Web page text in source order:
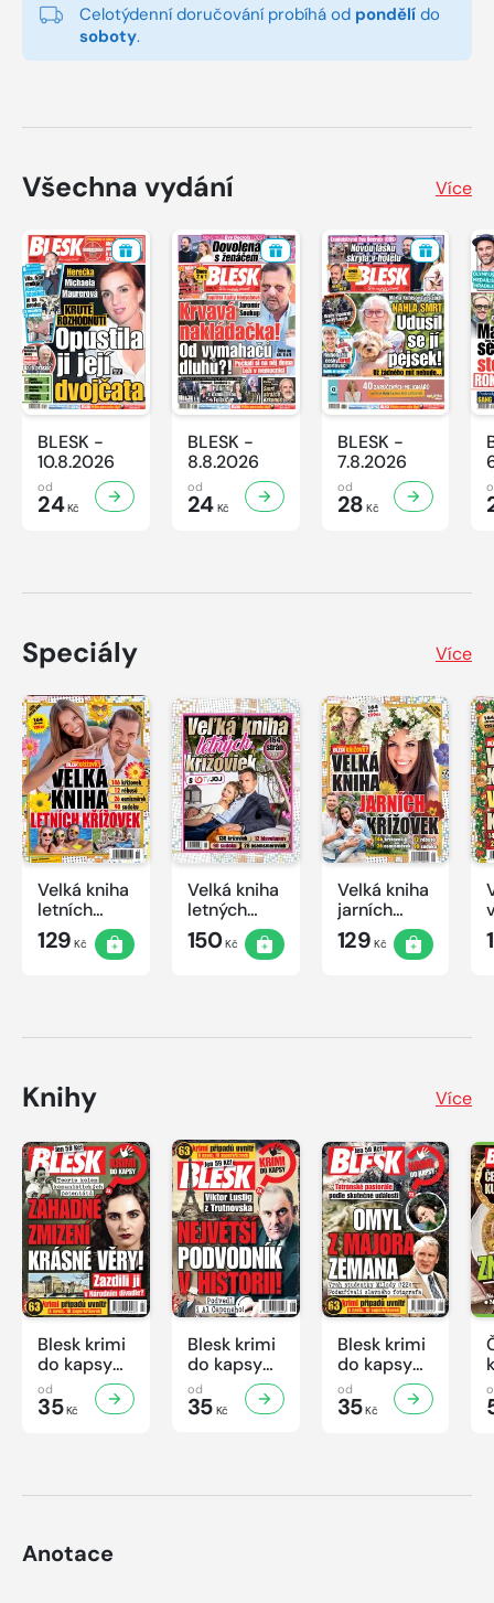
Celotýdenní doručování probíhá od pondělí do
soboty.
Všechna vydání Více
BLESK -
10.8.2026
od
24Kč
BLESK -
8.8.2026
od
24Kč
BLESK -
7.8.2026
od
28 Kč
Speciály Více
Velká kniha
letních
křížovek
2026
129 Kč
Velká kniha
letných
krížoviek s
TV JOJ
150Kč
Velká kniha
jarních
křížovek
2026
129 Kč
Knihy Více
Blesk krimi
do kapsy
č.7/2026
od
35Kč
Blesk krimi
do kapsy
č.6/2026
od
35Kč
Blesk krimi
do kapsy
č.5/2026
od
35Kč
Anotace